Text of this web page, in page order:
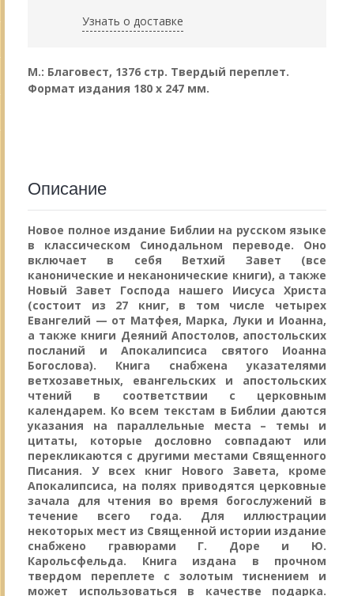
Узнать о доставке
М.: Благовест, 1376 стр. Твердый переплет.
Формат издания 180 х 247 мм.
Описание
Новое полное издание Библии на русском языке
в классическом Синодальном переводе. Оно
включает в себя Ветхий Завет (все
канонические и неканонические книги), а также
Новый Завет Господа нашего Иисуса Христа
(состоит из 27 книг, в том числе четырех
Евангелий — от Матфея, Марка, Луки и Иоанна,
а также книги Деяний Апостолов, апостольских
посланий и Апокалипсиса святого Иоанна
Богослова). Книга снабжена указателями
ветхозаветных, евангельских и апостольских
чтений в соответствии с церковным
календарем. Ко всем текстам в Библии даются
указания на параллельные места – темы и
цитаты, которые дословно совпадают или
перекликаются с другими местами Священного
Писания. У всех книг Нового Завета, кроме
Апокалипсиса, на полях приводятся церковные
зачала для чтения во время богослужений в
течение всего года. Для иллюстрации
некоторых мест из Священной истории издание
снабжено гравюрами Г. Доре и Ю.
Карольсфельда. Книга издана в прочном
твердом переплете с золотым тиснением и
может использоваться в качестве подарка.